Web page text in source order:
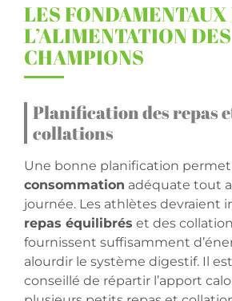
LES FONDAMENTAUX
L’ALIMENTATION DES
CHAMPIONS
Planification des repas
collations
Une bonne planification
consommation adéquate tout
journée. Les athlètes devraient
repas équilibrés et des
fournissent suffisamment
alourdir le système digestif. Il
conseillé de répartir l’apport